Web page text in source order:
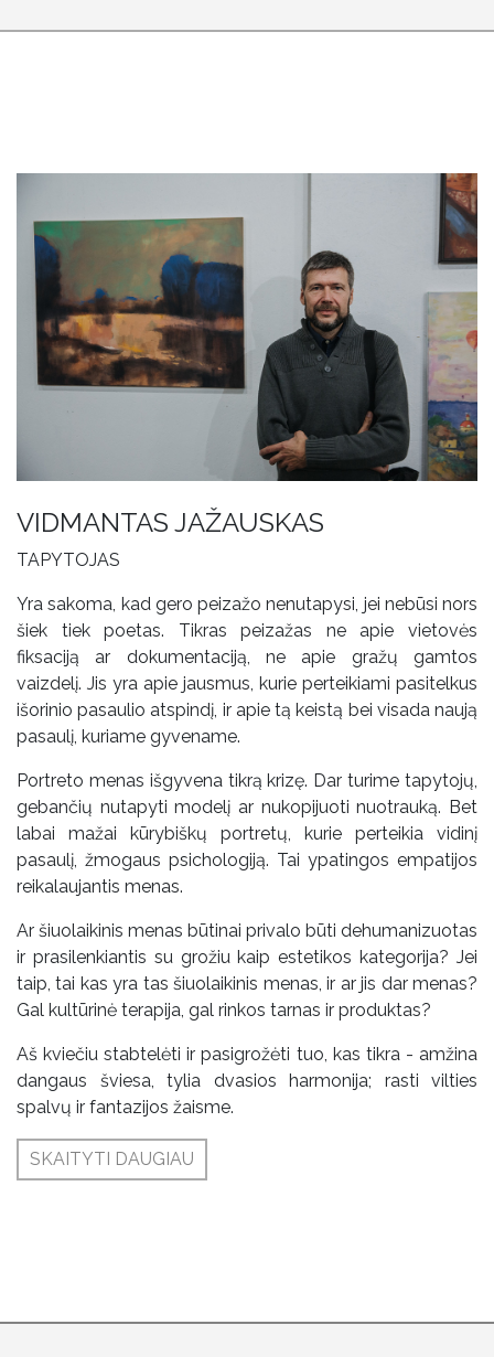
VIDMANTAS JAŽAUSKAS
TAPYTOJAS
Yra sakoma, kad gero peizažo nenutapysi, jei nebūsi nors
šiek tiek poetas. Tikras peizažas ne apie vietovės
fiksaciją ar dokumentaciją, ne apie gražų gamtos
vaizdelį. Jis yra apie jausmus, kurie perteikiami pasitelkus
išorinio pasaulio atspindį, ir apie tą keistą bei visada naują
pasaulį, kuriame gyvename.
Portreto menas išgyvena tikrą krizę. Dar turime tapytojų,
gebančių nutapyti modelį ar nukopijuoti nuotrauką. Bet
labai mažai kūrybiškų portretų, kurie perteikia vidinį
pasaulį, žmogaus psichologiją. Tai ypatingos empatijos
reikalaujantis menas.
Ar šiuolaikinis menas būtinai privalo būti dehumanizuotas
ir prasilenkiantis su grožiu kaip estetikos kategorija? Jei
taip, tai kas yra tas šiuolaikinis menas, ir ar jis dar menas?
Gal kultūrinė terapija, gal rinkos tarnas ir produktas?
Aš kviečiu stabtelėti ir pasigrožėti tuo, kas tikra - amžina
dangaus šviesa, tylia dvasios harmonija; rasti vilties
spalvų ir fantazijos žaisme.
SKAITYTI DAUGIAU